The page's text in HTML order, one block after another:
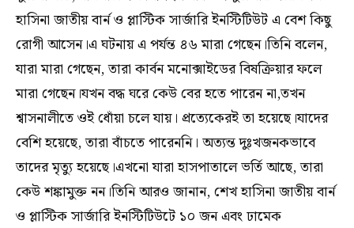
হাসিনা জাতীয় বার্ন ও প্লাস্টিক সার্জারি ইনস্টিটিউট এ বেশ কিছু
রোগী আসেন।এ ঘটনায় এ পর্যন্ত ৪৬ মারা গেছেন।তিনি বলেন,
যারা মারা গেছেন, তারা কার্বন মনোক্সাইডের বিষক্রিয়ার ফলে
মারা গেছেন।যখন বদ্ধ ঘরে কেউ বের হতে পারেন না,তখন
শ্বাসনালীতে ওই ধোঁয়া চলে যায়। প্রত্যেকেরই তা হয়েছে।যাদের
বেশি হয়েছে, তারা বাঁচতে পারেননি। অত্যন্ত দুঃখজনকভাবে
তাদের মৃত্যু হয়েছে।এখনো যারা হাসপাতালে ভর্তি আছে, তারা
কেউ শঙ্কামুক্ত নন।তিনি আরও জানান, শেখ হাসিনা জাতীয় বার্ন
ও প্লাস্টিক সার্জারি ইনস্টিটিউটে ১০ জন এবং ঢামেক